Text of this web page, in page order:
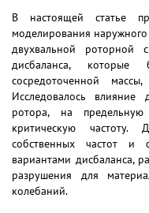
В настоящей статье
моделирования
двухвальной роторной
дисбаланса,
сосредоточенной
Исследовалось влияние
ротора, на
критическую
собственных частот
вариантами дисбаланса,
разрушения для
колебаний.